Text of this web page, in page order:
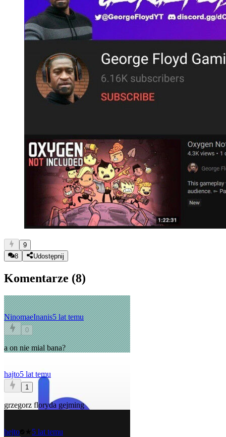
9
8
Udostępnij
Komentarze (8)
NinomaeInanis5 lat temu
0
a on nie mial bana?
hajto5 lat temu
1
grzegorz floryda gejming
hejto 5 lat temu